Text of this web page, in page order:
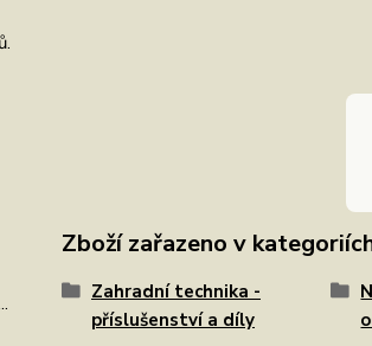
Zboží zařazeno v
Zahradní technika -
příslušenství a díly